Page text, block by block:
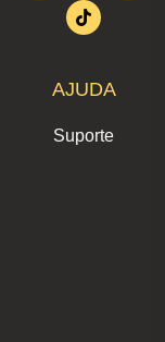
b
o
s
a
o
k
AJUDA
Suporte